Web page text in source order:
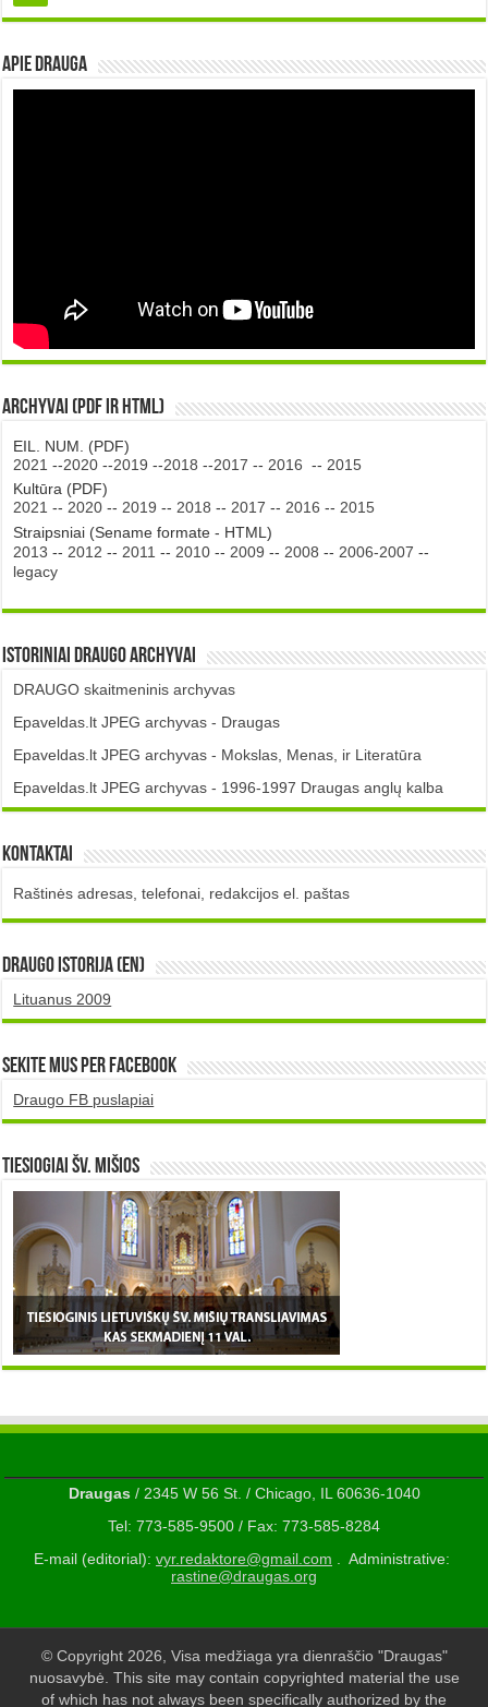
Apie DRAUGA
Archyvai (PDF ir HTML)
EIL. NUM. (PDF)
2021 --2020 --2019 --2018 --2017 -- 2016 -- 2015
Kultūra (PDF)
2021 -- 2020 -- 2019 -- 2018 -- 2017 -- 2016 -- 2015
Straipsniai (Sename formate - HTML)
2013 -- 2012 -- 2011 -- 2010 -- 2009 -- 2008 -- 2006-2007 --
legacy
Istoriniai DRAUGO Archyvai
DRAUGO skaitmeninis archyvas
Epaveldas.lt JPEG archyvas - Draugas
Epaveldas.lt JPEG archyvas - Mokslas, Menas, ir Literatūra
Epaveldas.lt JPEG archyvas - 1996-1997 Draugas anglų kalba
Kontaktai
Raštinės adresas, telefonai, redakcijos el. paštas
DRAUGO istorija (EN)
Lituanus 2009
Sekite mus per Facebook
Draugo FB puslapiai
TIESIOGIAI šv. MIŠIOS
Draugas/ 2345 W 56 St. / Chicago, IL 60636-1040
Tel: 773-585-9500 / Fax: 773-585-8284
E-mail (editorial): vyr.redaktore@gmail.com . Administrative:
rastine@draugas.org
© Copyright 2026, Visa medžiaga yra dienraščio "Draugas"
nuosavybė. This site may contain copyrighted material the use
of which has not always been specifically authorized by the